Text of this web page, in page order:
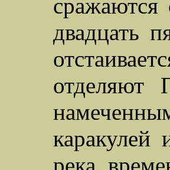
сражаются
двадцать
отделяют
каракулей